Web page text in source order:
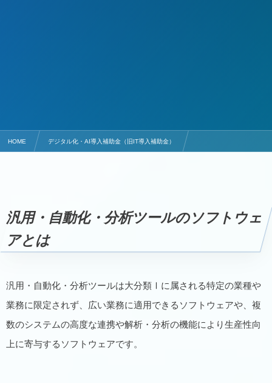
HOME デジタル化・AI導入補助金（旧IT導入補助金）
汎用・自動化・分析ツールのソフトウェ
アとは
汎用・自動化・分析ツールは大分類Ⅰに属される特定の業種や
業務に限定されず、広い業務に適用できるソフトウェアや、複
数のシステムの高度な連携や解析・分析の機能により生産性向
上に寄与するソフトウェアです。